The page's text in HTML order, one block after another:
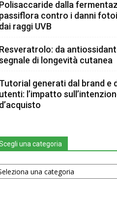
dalla
contro i danni
raggi UVB
da
di longevità cutanea
generati dal brand e
l’impatto
una categoria